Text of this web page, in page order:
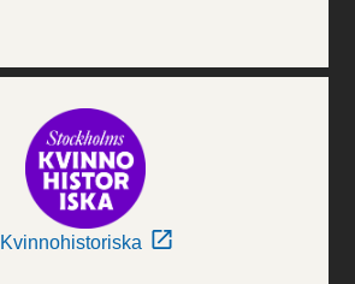
Kvinnohistoriska